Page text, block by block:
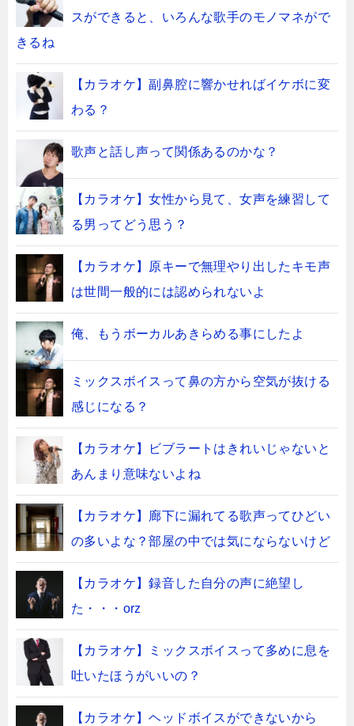
スができると、いろんな歌手のモノマネがで
きるね
【カラオケ】副鼻腔に響かせればイケボに変
わる？
歌声と話し声って関係あるのかな？
【カラオケ】女性から見て、女声を練習して
る男ってどう思う？
【カラオケ】原キーで無理やり出したキモ声
は世間一般的には認められないよ
俺、もうボーカルあきらめる事にしたよ
ミックスボイスって鼻の方から空気が抜ける
感じになる？
【カラオケ】ビブラートはきれいじゃないと
あんまり意味ないよね
【カラオケ】廊下に漏れてる歌声ってひどい
の多いよな？部屋の中では気にならないけど
【カラオケ】録音した自分の声に絶望し
た・・・orz
【カラオケ】ミックスボイスって多めに息を
吐いたほうがいいの？
【カラオケ】ヘッドボイスができないから